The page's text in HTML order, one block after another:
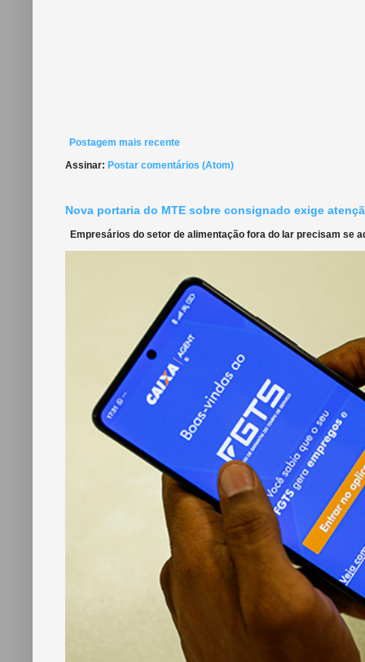
Postagem mais recente
Assinar: Postar comentários (Atom)
Nova portaria do MTE sobre consignado exige
Empresários do setor de alimentação fora do lar precisam se